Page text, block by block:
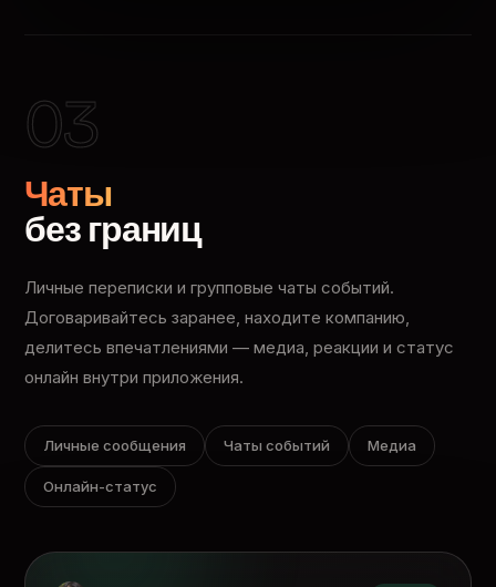
03
Чаты
без границ
Личные переписки и групповые чаты событий.
Договаривайтесь заранее, находите компанию,
делитесь впечатлениями — медиа, реакции и статус
онлайн внутри приложения.
Личные сообщения Чаты событий Медиа
Онлайн-статус